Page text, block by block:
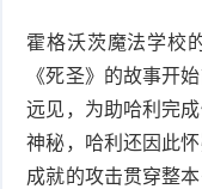
霍格沃茨魔法学校
《死圣》的故事开
远见，为助哈利完
神秘，哈利还因此
成就的攻击贯穿整